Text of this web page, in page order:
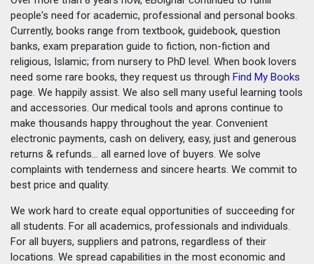
people's need for academic, professional and personal books.
Currently, books range from textbook, guidebook, question
banks, exam preparation guide to fiction, non-fiction and
religious, Islamic; from nursery to PhD level. When book lovers
need some rare books, they request us through Find My Books
page. We happily assist. We also sell many useful learning tools
and accessories. Our medical tools and aprons continue to
make thousands happy throughout the year. Convenient
electronic payments, cash on delivery, easy, just and generous
returns & refunds... all earned love of buyers. We solve
complaints with tenderness and sincere hearts. We commit to
best price and quality.
We work hard to create equal opportunities of succeeding for
all students. For all academics, professionals and individuals.
For all buyers, suppliers and patrons, regardless of their
locations. We spread capabilities in the most economic and